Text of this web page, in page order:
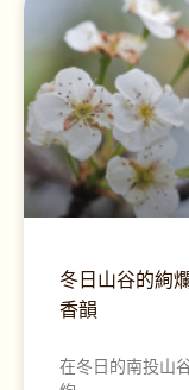
冬日山谷的絢
香韻
在冬日的南投山